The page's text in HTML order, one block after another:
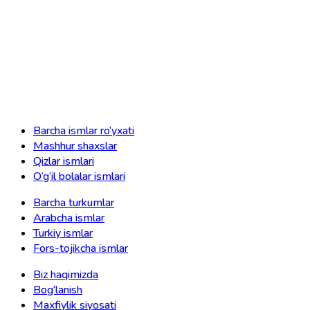
Barcha ismlar ro‘yxati
Mashhur shaxslar
Qizlar ismlari
O‘g‘il bolalar ismlari
Barcha turkumlar
Arabcha ismlar
Turkiy ismlar
Fors-tojikcha ismlar
Biz haqimizda
Bog‘lanish
Maxfiylik siyosati